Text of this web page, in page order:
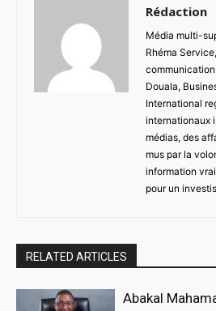
Rédaction
Média multi-
Rhéma
Douala,
International
internationaux
médias, des
mus par la
information
pour un
RELATED ARTICLES
Abakal